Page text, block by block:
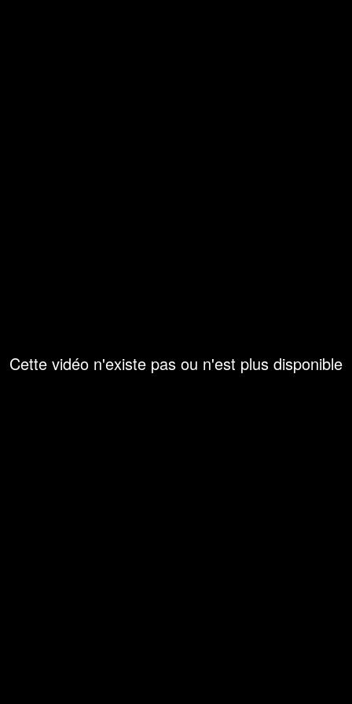
Cette vidéo n'existe pas ou n'est plus disponible